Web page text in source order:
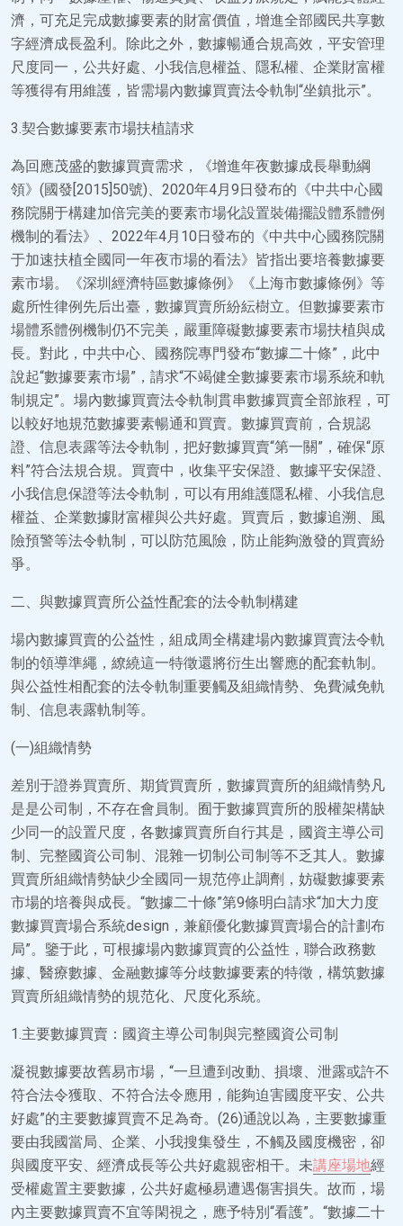
濟，可充足完成數據要素的財富價值，增進全部國民共享數
字經濟成長盈利。除此之外，數據暢通合規高效，平安管理
尺度同一，公共好處、小我信息權益、隱私權、企業財富權
等獲得有用維護，皆需場內數據買賣法令軌制“坐鎮批示”。
3.契合數據要素市場扶植請求
為回應茂盛的數據買賣需求，《增進年夜數據成長舉動綱
領》(國發[2015]50號)、2020年4月9日發布的《中共中心國
務院關于構建加倍完美的要素市場化設置裝備擺設體系體例
機制的看法》、2022年4月10日發布的《中共中心國務院關
于加速扶植全國同一年夜市場的看法》皆指出要培養數據要
素市場。《深圳經濟特區數據條例》《上海市數據條例》等
處所性律例先后出臺，數據買賣所紛紜樹立。但數據要素市
場體系體例機制仍不完美，嚴重障礙數據要素市場扶植與成
長。對此，中共中心、國務院專門發布“數據二十條”，此中
說起“數據要素市場”，請求“不竭健全數據要素市場系統和軌
制規定”。場內數據買賣法令軌制貫串數據買賣全部旅程，可
以較好地規范數據要素暢通和買賣。數據買賣前，合規認
證、信息表露等法令軌制，把好數據買賣“第一關”，確保“原
料”符合法規合規。買賣中，收集平安保證、數據平安保證、
小我信息保證等法令軌制，可以有用維護隱私權、小我信息
權益、企業數據財富權與公共好處。買賣后，數據追溯、風
險預警等法令軌制，可以防范風險，防止能夠激發的買賣紛
爭。
二、與數據買賣所公益性配套的法令軌制構建
場內數據買賣的公益性，組成周全構建場內數據買賣法令軌
制的領導準繩，繚繞這一特徵還將衍生出響應的配套軌制。
與公益性相配套的法令軌制重要觸及組織情勢、免費減免軌
制、信息表露軌制等。
(一)組織情勢
差別于證券買賣所、期貨買賣所，數據買賣所的組織情勢凡
是是公司制，不存在會員制。囿于數據買賣所的股權架構缺
少同一的設置尺度，各數據買賣所自行其是，國資主導公司
制、完整國資公司制、混雜一切制公司制等不乏其人。數據
買賣所組織情勢缺少全國同一規范停止調劑，妨礙數據要素
市場的培養與成長。“數據二十條”第9條明白請求“加大力度
數據買賣場合系統design，兼顧優化數據買賣場合的計劃布
局”。鑒于此，可根據場內數據買賣的公益性，聯合政務數
據、醫療數據、金融數據等分歧數據要素的特徵，構筑數據
買賣所組織情勢的規范化、尺度化系統。
1.主要數據買賣：國資主導公司制與完整國資公司制
凝視數據要故舊易市場，“一旦遭到改動、損壞、泄露或許不
符合法令獲取、不符合法令應用，能夠迫害國度平安、公共
好處”的主要數據買賣不足為奇。(26)通說以為，主要數據重
要由我國當局、企業、小我搜集發生，不觸及國度機密，卻
與國度平安、經濟成長等公共好處親密相干。未講座場地經
受權處置主要數據，公共好處極易遭遇傷害損失。故而，場
內主要數據買賣不宜等閑視之，應予特別“看護”。“數據二十